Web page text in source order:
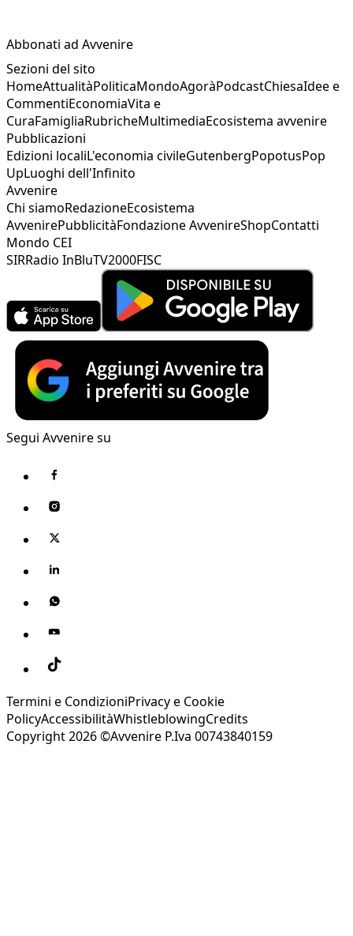
Abbonati ad Avvenire
Sezioni del sito
HomeAttualitàPoliticaMondoAgoràPodcastChiesaIdee e
CommentiEconomiaVita e
CuraFamigliaRubricheMultimediaEcosistema avvenire
Pubblicazioni
Edizioni localiL'economia civileGutenbergPopotusPop
UpLuoghi dell'Infinito
Avvenire
Chi siamoRedazioneEcosistema
AvvenirePubblicitàFondazione AvvenireShopContatti
Mondo CEI
SIRRadio InBluTV2000FISC
Segui Avvenire su
Termini e CondizioniPrivacy e Cookie
PolicyAccessibilitàWhistleblowingCredits
Copyright 2026 ©Avvenire P.Iva 00743840159